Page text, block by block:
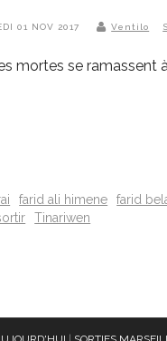
01 NOV 2017 Ventilo
mortes se ramassent
farid ali himene farid
Tinariwen